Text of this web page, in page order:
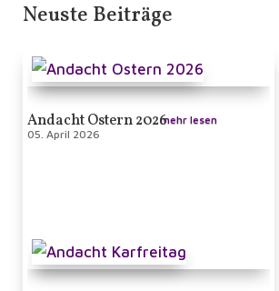
Neuste Beiträge
Andacht Ostern 2026
05. April 2026
mehr lesen